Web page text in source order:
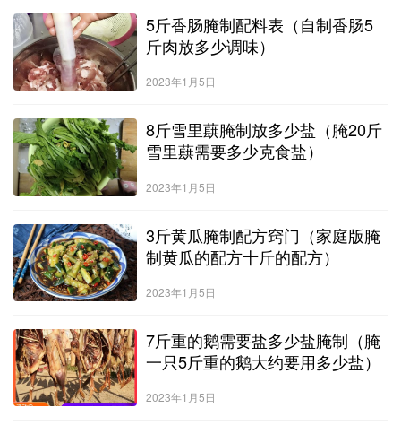
5斤香肠腌制配料表（自制香肠5
斤肉放多少调味）
2023年1月5日
8斤雪里蕻腌制放多少盐（腌20斤
雪里蕻需要多少克食盐）
2023年1月5日
3斤黄瓜腌制配方窍门（家庭版腌
制黄瓜的配方十斤的配方）
2023年1月5日
7斤重的鹅需要盐多少盐腌制（腌
一只5斤重的鹅大约要用多少盐）
2023年1月5日